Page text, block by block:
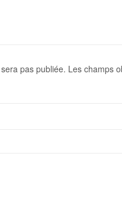
pas publiée. Les champs